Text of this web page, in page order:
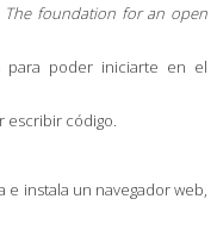
The foundation for an open
para poder iniciarte en el
escribir código.
e instala un navegador web,